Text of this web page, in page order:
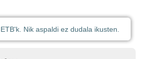
Nik aspaldi ez dudala ikusten.